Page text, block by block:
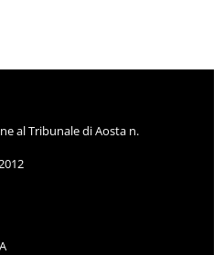
al Tribunale di Aosta n.